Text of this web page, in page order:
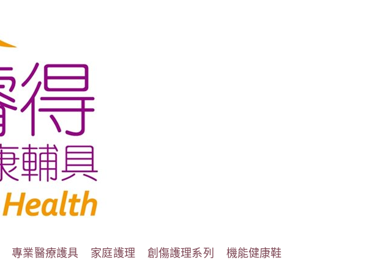
專業醫療護具 家庭護理 創傷護理系列
機能健康鞋